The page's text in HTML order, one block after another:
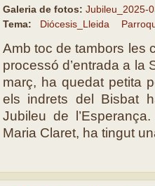
Galeria de fotos: Jubileu_2025-
Tema:
Diócesis_Lleida
Amb toc de tambors les
processó d’entrada a la
març, ha quedat petita
els indrets del Bisbat
Jubileu de
Maria Claret, ha tingut